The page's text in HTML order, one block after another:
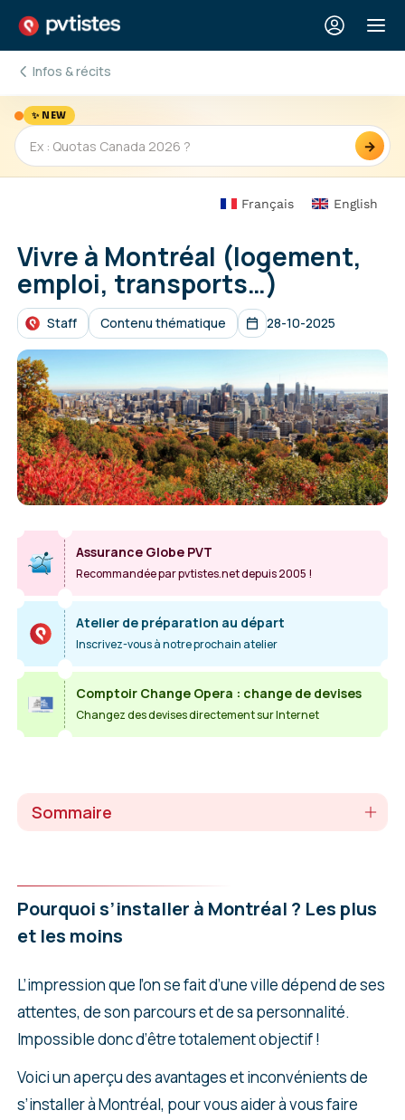
Infos & récits
✨ NEW
→
Français English
Vivre à Montréal (logement,
emploi, transports…)
Staff Contenu thématique 28-10-2025
Assurance Globe PVT
Recommandée par pvtistes.net depuis 2005 !
Atelier de préparation au départ
Inscrivez-vous à notre prochain atelier
Comptoir Change Opera : change de devises
Changez des devises directement sur Internet
Sommaire
Pourquoi s’installer à Montréal ? Les plus
et les moins
L’impression que l’on se fait d’une ville dépend de ses
attentes, de son parcours et de sa personnalité.
Impossible donc d’être totalement objectif !
Voici un aperçu des avantages et inconvénients de
s’installer à Montréal, pour vous aider à vous faire